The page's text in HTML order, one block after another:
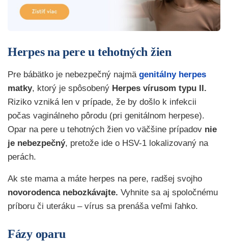
Herpes na pere u tehotných žien
Pre bábätko je nebezpečný najmä genitálny herpes
matky, ktorý je spôsobený Herpes vírusom typu II.
Riziko vzniká len v prípade, že by došlo k infekcii
počas vaginálneho pôrodu (pri genitálnom herpese).
Opar na pere u tehotných žien vo väčšine prípadov nie
je nebezpečný, pretože ide o HSV-1 lokalizovaný na
perách.
Ak ste mama a máte herpes na pere, radšej svojho
novorodenca nebozkávajte. Vyhnite sa aj spoločnému
príboru či uteráku – vírus sa prenáša veľmi ľahko.
Fázy oparu